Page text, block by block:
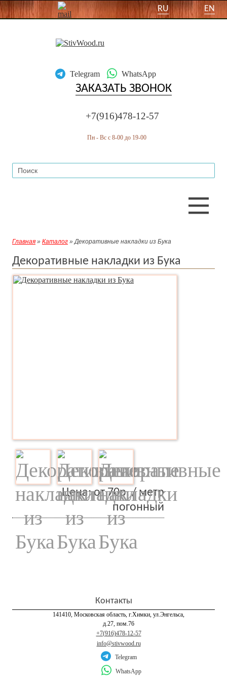
RU EN
+7(916)478-12-57
Пн - Вс с 8-00 до 19-00
Telegram WhatsApp
ЗАКАЗАТЬ ЗВОНОК
Главная » Каталог » Декоративные накладки из Бука
Декоративные накладки из Бука
Цена: от 70р. / метр
погонный
Контакты
141410, Московская область, г.Химки, ул.Энгельса,
д.27, пом.76
+7(916)478-12-57
info@stivwood.ru
Telegram
WhatsApp